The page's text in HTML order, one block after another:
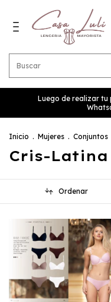
Luego de realizar
Inicio . Mujeres . Conjuntos
Cris-Latina
Ordenar